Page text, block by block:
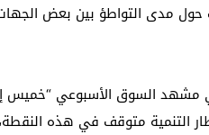
مدى التواطؤ بين بعض الجهات
مشهد السوق الأسبوعي “خميس
التنمية متوقف في هذه